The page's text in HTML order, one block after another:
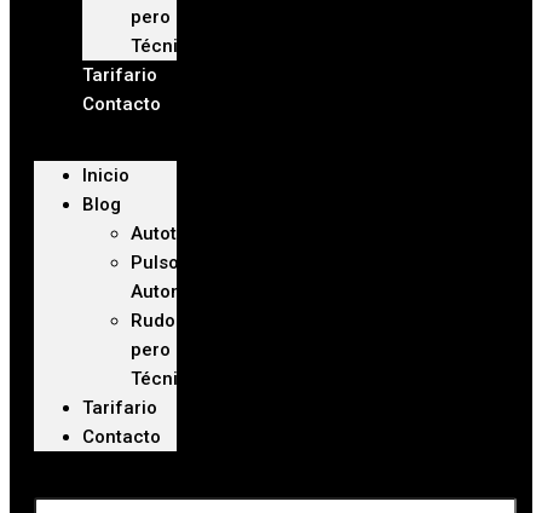
pero
Técnico
Tarifario
Contacto
Inicio
Blog
Autoteca
Pulso
Automotriz
Rudo
pero
Técnico
Tarifario
Contacto